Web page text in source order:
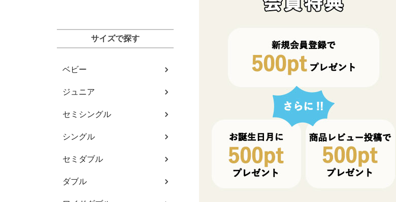
サイズで探す
ベビー
ジュニア
セミシングル
シングル
セミダブル
ダブル